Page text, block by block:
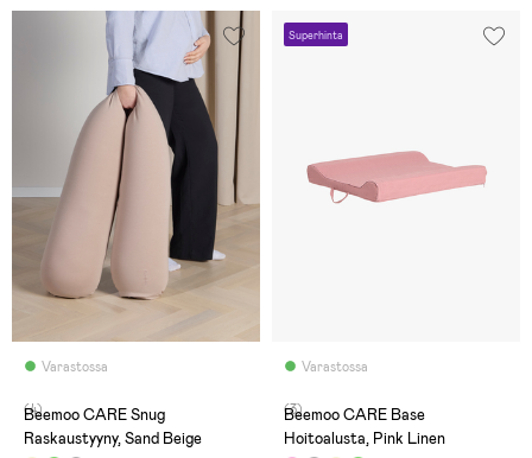
Varastossa
(4)
Beemoo CARE Snug
Raskaustyyny, Sand Beige
Superhinta
Varastossa
(3)
Beemoo CARE Base
Hoitoalusta, Pink Linen